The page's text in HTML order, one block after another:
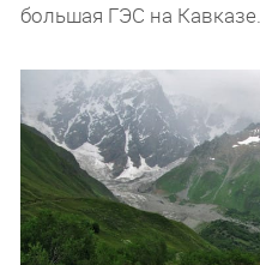
большая ГЭС на Кавказе.